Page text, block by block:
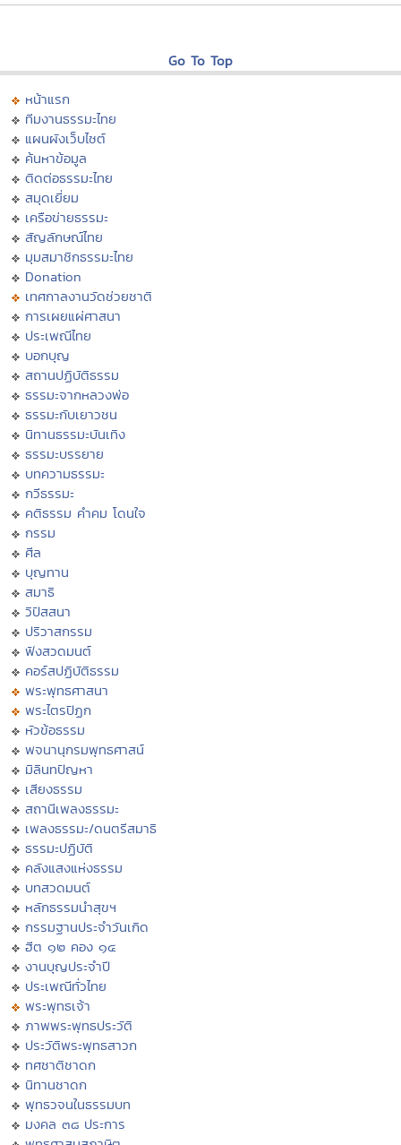
Go To Top
หน้าแรก
ทีมงานธรรมะไทย
แผนผังเว็บไซต์
ค้นหาข้อมูล
ติดต่อธรรมะไทย
สมุดเยี่ยม
เครือข่ายธรรมะ
สัญลักษณ์ไทย
มุมสมาชิกธรรมะไทย
Donation
เทศกาลงานวัดช่วยชาติ
การเผยแผ่ศาสนา
ประเพณีไทย
บอกบุญ
สถานปฏิบัติธรรม
ธรรมะจากหลวงพ่อ
ธรรมะกับเยาวชน
นิทานธรรมะบันเทิง
ธรรมะบรรยาย
บทความธรรมะ
กวีธรรมะ
คติธรรม คำคม โดนใจ
กรรม
ศีล
บุญทาน
สมาธิ
วิปัสสนา
ปริวาสกรรม
ฟังสวดมนต์
คอร์สปฏิบัติธรรม
พระพุทธศาสนา
พระไตรปิฏก
หัวข้อธรรม
พจนานุกรมพุทธศาสน์
มิลินทปัญหา
เสียงธรรม
สถานีเพลงธรรมะ
เพลงธรรมะ/ดนตรีสมาธิ
ธรรมะปฏิบัติ
คลังแสงแห่งธรรม
บทสวดมนต์
หลักธรรมนำสุขฯ
กรรมฐานประจำวันเกิด
ฮีต ๑๒ คอง ๑๔
งานบุญประจำปี
ประเพณีทั่วไทย
พระพุทธเจ้า
ภาพพระพุทธประวัติ
ประวัติพระพุทธสาวก
ทศชาติชาดก
นิทานชาดก
พุทธวจนในธรรมบท
มงคล ๓๘ ประการ